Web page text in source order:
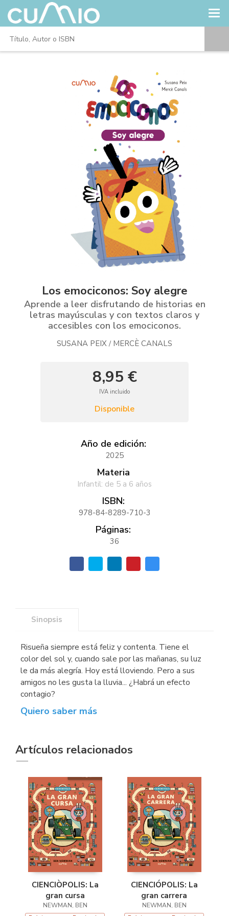
Los emociconos: Soy alegre
Aprende a leer disfrutando de historias en
letras mayúsculas y con textos claros y
accesibles con los emociconos.
SUSANA PEIX / MERCÈ CANALS
8,95 €
IVA incluido
Disponible
Año de edición:
2025
Materia
Infantil: de 5 a 6 años
ISBN:
978-84-8289-710-3
Páginas:
36
Sinopsis
Risueña siempre está feliz y contenta. Tiene el
color del sol y, cuando sale por las mañanas, su luz
le da más alegría. Hoy está lloviendo. Pero a sus
amigos no les gusta la lluvia... ¿Habrá un efecto
contagio?
Quiero saber más
Artículos relacionados
CIENCIÒPOLIS: La
gran cursa
NEWMAN, BEN
CIENCIÓPOLIS: La
gran carrera
NEWMAN, BEN